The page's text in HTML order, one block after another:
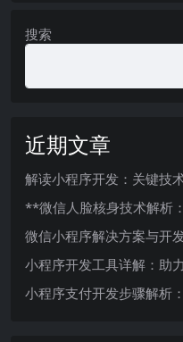
搜索
近期文章
解读小程序开发：关键技
**微信人脸核身技术解析
微信小程序解决方案与开
小程序开发工具详解：助
小程序支付开发步骤解析